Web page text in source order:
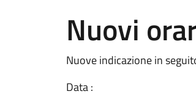
Nuovi
Nuove indicazione in
Data :